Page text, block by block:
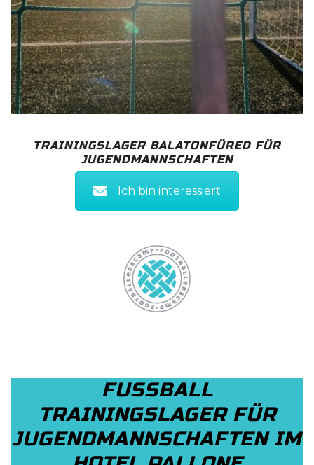
TRAININGSLAGER BALATONFÜRED FÜR
JUGENDMANNSCHAFTEN
Ich bin interessiert
FUSSBALL
TRAININGSLAGER FÜR
JUGENDMANNSCHAFTEN IM